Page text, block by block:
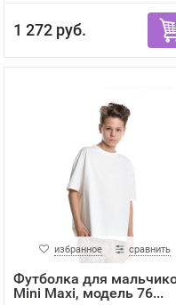
1 272 руб.
избранное сравнить
Футболка для
Mini Maxi, модель 76...